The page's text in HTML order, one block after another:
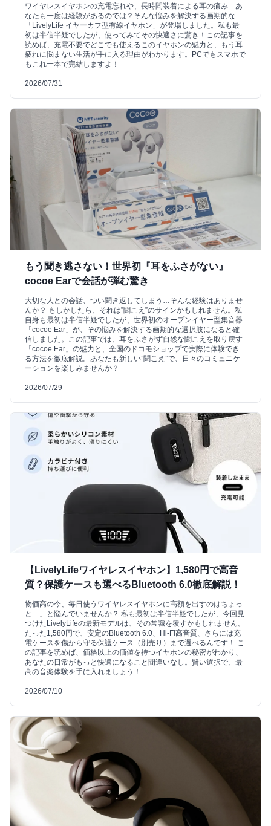
ワイヤレスイヤホンの充電忘れや、長時間装着による耳の痛み…あ
なたも一度は経験があるのでは？そんな悩みを解決する画期的な
「LivelyLife イヤーカフ型有線イヤホン」が登場しました。私も最
初は半信半疑でしたが、使ってみてその快適さに驚き！この記事を
読めば、充電不要でどこでも使えるこのイヤホンの魅力と、もう耳
疲れに悩まない生活が手に入る理由がわかります。PCでもスマホで
もこれ一本で完結しますよ！
2026/07/31
もう聞き逃さない！世界初『耳をふさがない』
cocoe Earで会話が弾む驚き
大切な人との会話、つい聞き返してしまう…そんな経験はありませ
んか？ もしかしたら、それは”聞こえ”のサインかもしれません。私
自身も最初は半信半疑でしたが、世界初のオープンイヤー型集音器
「cocoe Ear」が、その悩みを解決する画期的な選択肢になると確
信しました。この記事では、耳をふさがず自然な聞こえを取り戻す
「cocoe Ear」の魅力と、全国のドコモショップで実際に体験でき
る方法を徹底解説。あなたも新しい”聞こえ”で、日々のコミュニケ
ーションを楽しみませんか？
2026/07/29
【LivelyLifeワイヤレスイヤホン】1,580円で高音
質？保護ケースも選べるBluetooth 6.0徹底解説！
物価高の今、毎日使うワイヤレスイヤホンに高額を出すのはちょっ
と…」と悩んでいませんか？ 私も最初は半信半疑でしたが、今回見
つけたLivelyLifeの最新モデルは、その常識を覆すかもしれません。
たった1,580円で、安定のBluetooth 6.0、Hi-Fi高音質、さらには充
電ケースを傷から守る保護ケース（別売り）まで選べるんです！ こ
の記事を読めば、価格以上の価値を持つイヤホンの秘密がわかり、
あなたの日常がもっと快適になること間違いなし。賢い選択で、最
高の音楽体験を手に入れましょう！
2026/07/10